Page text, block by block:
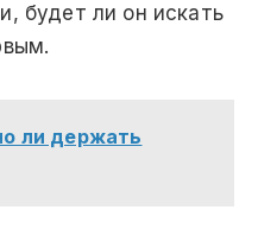
будет ли он искать
ли держать